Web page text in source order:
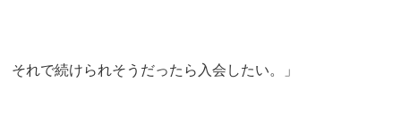
それで続けられそうだったら入会したい。」